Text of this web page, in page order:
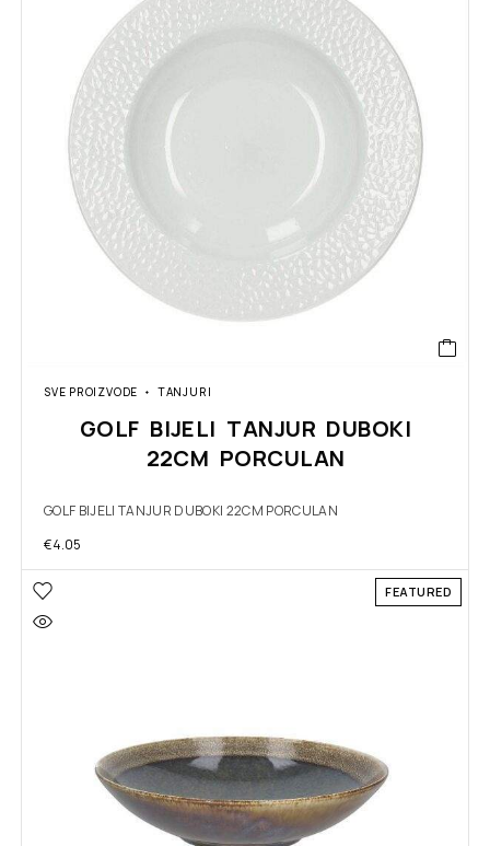
SVE PROIZVODE TANJURI
GOLF BIJELI TANJUR DUBOKI
22CM PORCULAN
GOLF BIJELI TANJUR DUBOKI 22CM PORCULAN
€4.05
FEATURED